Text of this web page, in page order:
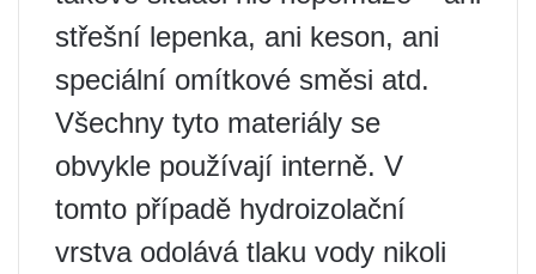
střešní lepenka, ani keson, ani
speciální omítkové směsi atd.
Všechny tyto materiály se
obvykle používají interně. V
tomto případě hydroizolační
vrstva odolává tlaku vody nikoli